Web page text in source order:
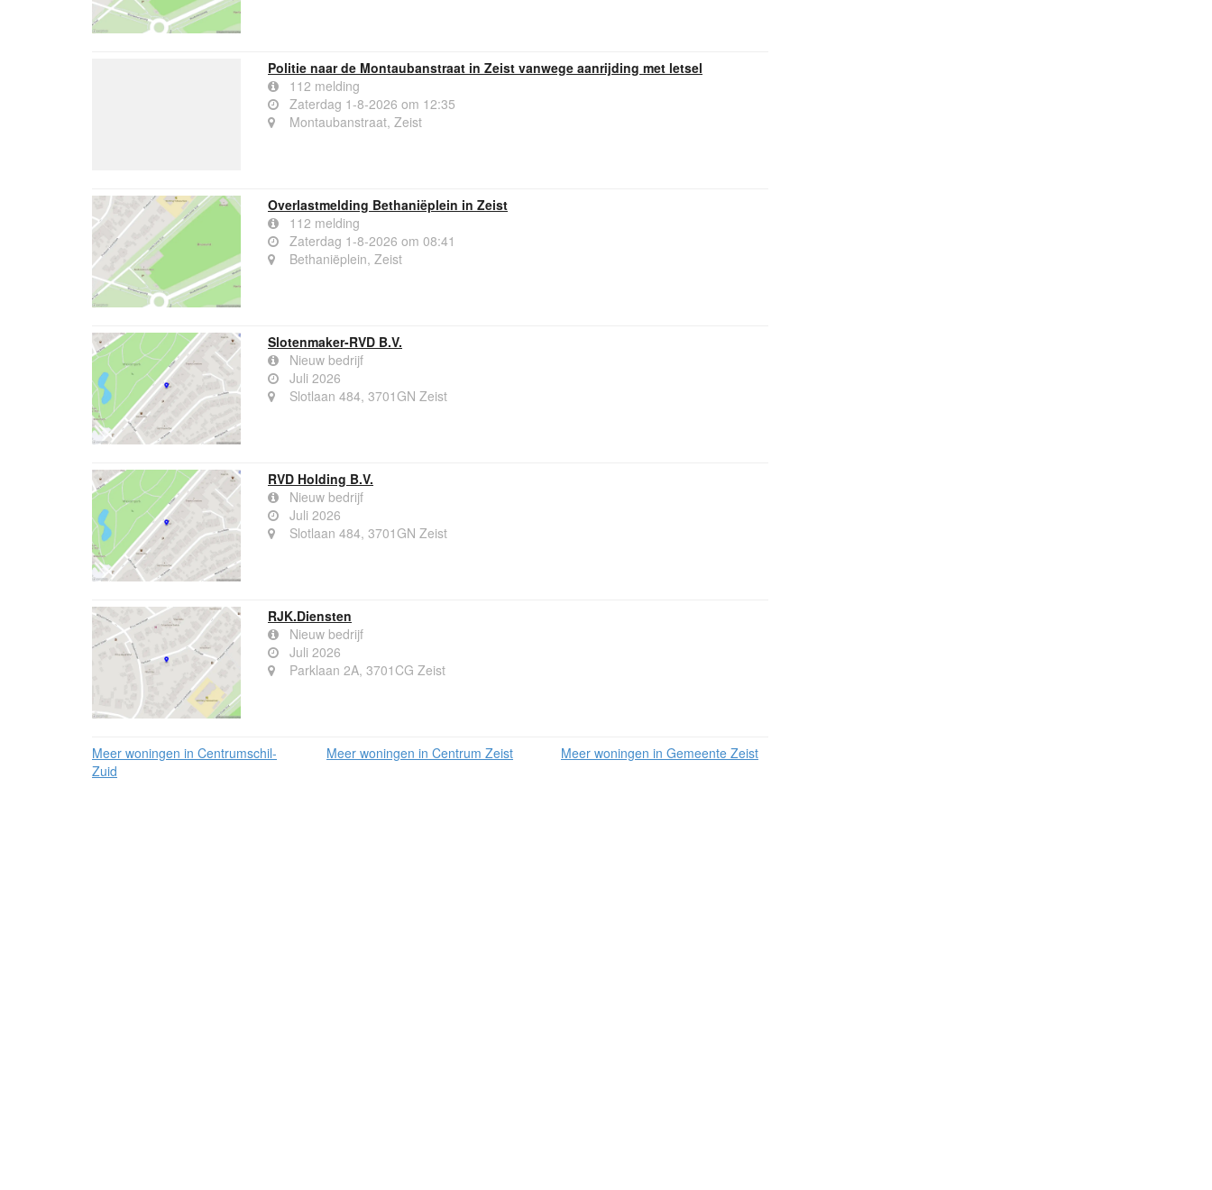
Politie naar de Montaubanstraat in Zeist vanwege aanrijding met letsel
112 melding
Zaterdag 1-8-2026 om 12:35
Montaubanstraat, Zeist
Overlastmelding Bethaniëplein in Zeist
112 melding
Zaterdag 1-8-2026 om 08:41
Bethaniëplein, Zeist
Slotenmaker-RVD B.V.
Nieuw bedrijf
Juli 2026
Slotlaan 484, 3701GN Zeist
RVD Holding B.V.
Nieuw bedrijf
Juli 2026
Slotlaan 484, 3701GN Zeist
RJK.Diensten
Nieuw bedrijf
Juli 2026
Parklaan 2A, 3701CG Zeist
Meer woningen in Centrumschil-
Zuid
Meer woningen in Centrum Zeist Meer woningen in Gemeente Zeist